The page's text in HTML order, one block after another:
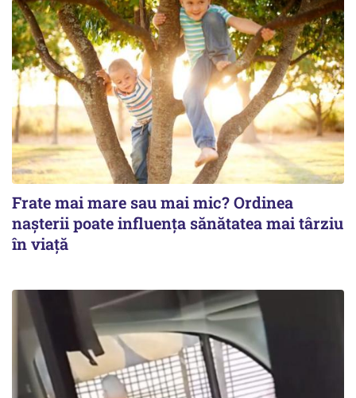
Frate mai mare sau mai mic? Ordinea
nașterii poate influența sănătatea mai târziu
în viață